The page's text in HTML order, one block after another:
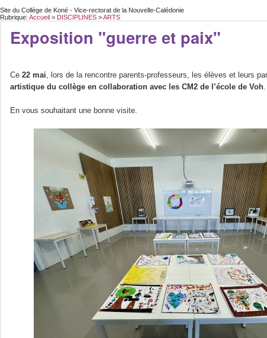
Site du Collège de Koné - Vice-rectorat de la Nouvelle-Calédonie
Rubrique: Accueil > DISCIPLINES >ARTS
Exposition "guerre et paix"
Ce 22 mai , lors de la rencontre parents-professeurs, les élèves et leurs
artistique du collège en collaboration avec les CM2 de l’école de Voh
En vous souhaitant une bonne visite.